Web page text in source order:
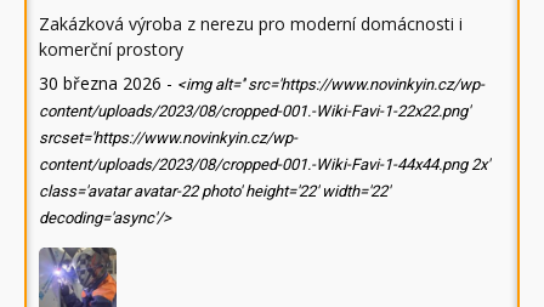
Zakázková výroba z nerezu pro moderní domácnosti i
komerční prostory
30 března 2026 - <img alt='' src='https://www.novinkyin.cz/wp-
content/uploads/2023/08/cropped-001.-Wiki-Favi-1-22x22.png'
srcset='https://www.novinkyin.cz/wp-
content/uploads/2023/08/cropped-001.-Wiki-Favi-1-44x44.png 2x'
class='avatar avatar-22 photo' height='22' width='22'
decoding='async'/>